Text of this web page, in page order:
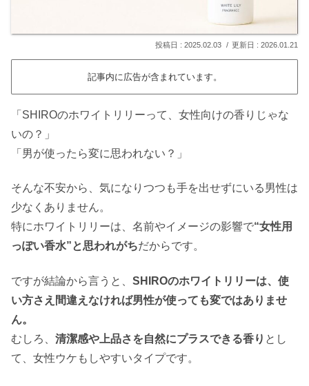
2025.02.03 2026.01.21
記事内に広告が含まれています。
「SHIROのホワイトリリーって、女性向けの香りじゃな
いの？」
「男が使ったら変に思われない？」
そんな不安から、気になりつつも手を出せずにいる男性は
少なくありません。
特にホワイトリリーは、名前やイメージの影響で“女性用
っぽい香水”と思われがちだからです。
ですが結論から言うと、 SHIROのホワイトリリーは、使
い方さえ間違えなければ男性が使っても変ではありませ
ん。
むしろ、 清潔感や上品さを自然にプラスできる香り とし
て、女性ウケもしやすいタイプです。